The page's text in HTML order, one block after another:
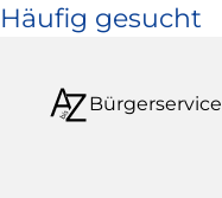
Häufig gesucht
Bürgerservice